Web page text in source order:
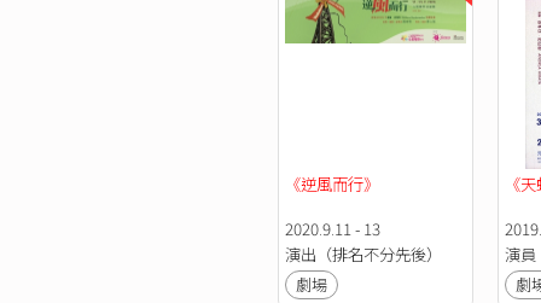
《逆風而行》
2020.9.11 - 13
演出（排名不分先後）
劇場
《
演員
劇